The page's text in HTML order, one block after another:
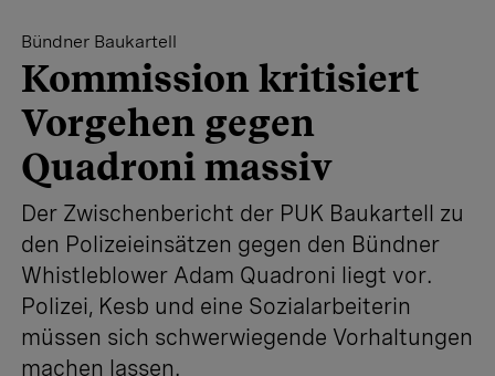
Bündner Baukartell
Kommission kritisiert
Vorgehen gegen
Quadroni massiv
Der Zwischenbericht der PUK Baukartell zu
den Polizeieinsätzen gegen den Bündner
Whistleblower Adam Quadroni liegt vor.
Polizei, Kesb und eine Sozialarbeiterin
müssen sich schwerwiegende Vorhaltungen
machen lassen.